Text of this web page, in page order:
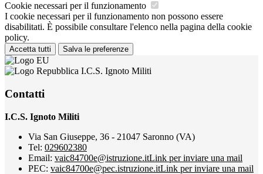
Cookie necessari per il funzionamento
I cookie necessari per il funzionamento non possono essere
disabilitati. È possibile consultare l'elenco nella pagina della cookie
policy.
Accetta tutti Salva le preferenze
I.C.S. Ignoto Militi
Contatti
I.C.S. Ignoto Militi
Via San Giuseppe, 36 - 21047 Saronno (VA)
Tel: 029602380
Email: vaic84700e@istruzione.itLink per inviare una mail
PEC: vaic84700e@pec.istruzione.itLink per inviare una mail